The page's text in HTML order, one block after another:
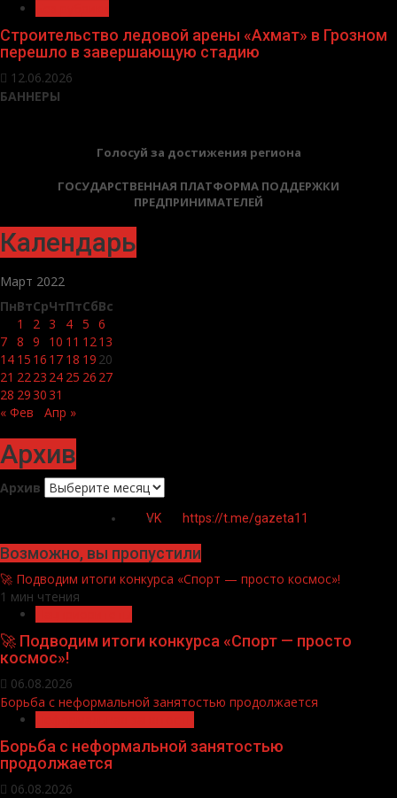
Строительство ледовой арены «Ахмат» в Грозном
перешло в завершающую стадию
12.06.2026
БАННЕРЫ
Голосуй за достижения региона
ГОСУДАРСТВЕННАЯ ПЛАТФОРМА ПОДДЕРЖКИ
ПРЕДПРИНИМАТЕЛЕЙ
Календарь
Март 2022
ПнВтСрЧтПтСбВс
1
2 3 4 5 6
7 8 9 10 11 1213
14 15 16 17 18 19 20
21 2223 24 25 26 27
28 293031
« Фев
Апр »
Архив
Архив
VK https://t.me/gazeta11
Возможно, вы пропустили
🚀 Подводим итоги конкурса «Спорт — просто космос»!
1 мин чтения
🚀 Подводим итоги конкурса «Спорт — просто
космос»!
06.08.2026
Борьба с неформальной занятостью продолжается
Борьба с неформальной занятостью
продолжается
06.08.2026